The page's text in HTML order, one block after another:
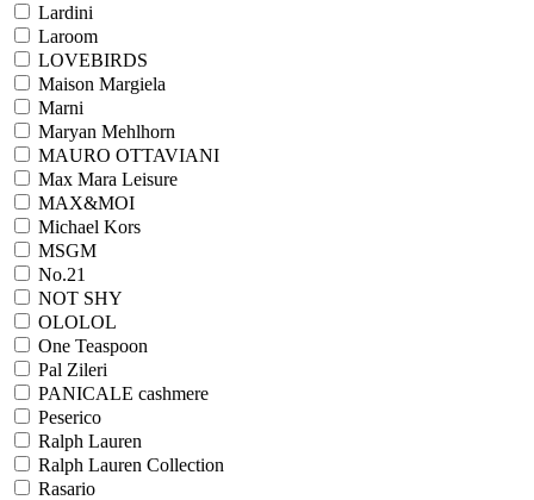
Lardini
Laroom
LOVEBIRDS
Maison Margiela
Marni
Maryan Mehlhorn
MAURO OTTAVIANI
Max Mara Leisure
MAX&MOI
Michael Kors
MSGM
No.21
NOT SHY
OLOLOL
One Teaspoon
Pal Zileri
PANICALE cashmere
Peserico
Ralph Lauren
Ralph Lаuren Collection
Rasario